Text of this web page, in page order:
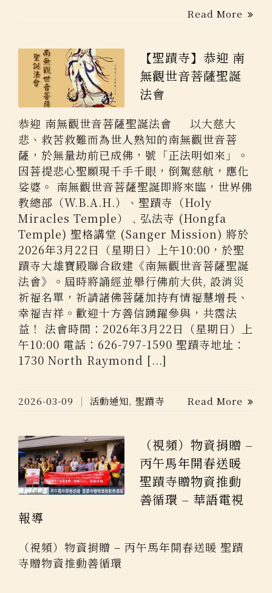
Read More
【聖蹟寺】恭迎 南
無觀世音菩薩聖誕
法會
恭迎 南無觀世音菩薩聖誕法會 以大慈大
悲、救苦救難而為世人熟知的南無觀世音菩
薩，於無量劫前已成佛，號「正法明如來」。
因菩提悲心聖願現千手千眼，倒駕慈航，應化
娑婆。 南無觀世音菩薩聖誕即將來臨，世界佛
教總部（W.B.A.H.）、聖蹟寺（Holy
Miracles Temple）﹑弘法寺 (Hongfa
Temple) 聖格講堂 (Sanger Mission) 將於
2026年3月22日（星期日）上午10:00，於聖
蹟寺大雄寶殿聯合啟建《南無觀世音菩薩聖誕
法會》。屆時將誦經並舉行佛前大供, 設消災
祈福名單，祈請諸佛菩薩加持有情福慧增長、
幸福吉祥。歡迎十方善信踴躍參與，共霑法
益！ 法會時間：2026年3月22日（星期日）上
午10:00 電話：626-797-1590 聖蹟寺地址：
1730 North Raymond [...]
2026-03-09 活動通知, 聖蹟寺 Read More
（視頻）物資捐贈 –
丙午馬年開春送暖
聖蹟寺贈物資推動
善循環 – 華語電視
報導
（視頻）物資捐贈 – 丙午馬年開春送暖 聖蹟
寺贈物資推動善循環